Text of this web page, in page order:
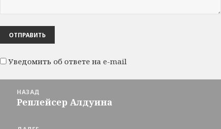
Уведомить об ответе на e-mail
НАЗАД
Предыдущая
Реплейсер Алдуина